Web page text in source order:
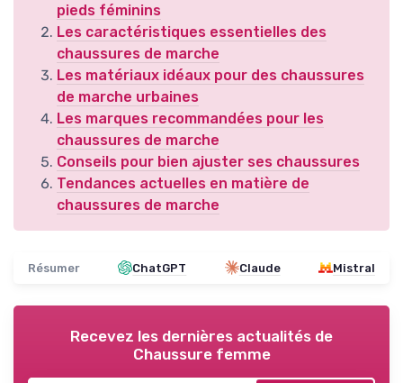
pieds féminins
Les caractéristiques essentielles des
chaussures de marche
Les matériaux idéaux pour des chaussures
de marche urbaines
Les marques recommandées pour les
chaussures de marche
Conseils pour bien ajuster ses chaussures
Tendances actuelles en matière de
chaussures de marche
Résumer ChatGPT Claude Mistral
Recevez les dernières actualités de
Chaussure femme